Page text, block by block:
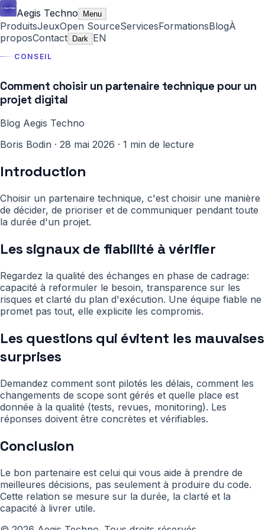
Aegis Techno Menu
ProduitsJeuxOpen SourceServicesFormationsBlogÀ
proposContact Dark EN
CONSEIL
Comment choisir un partenaire technique pour un
projet digital
Blog Aegis Techno
Boris Bodin · 28 mai 2026 · 1 min de lecture
Introduction
Choisir un partenaire technique, c'est choisir une manière
de décider, de prioriser et de communiquer pendant toute
la durée d'un projet.
Les signaux de fiabilité à vérifier
Regardez la qualité des échanges en phase de cadrage:
capacité à reformuler le besoin, transparence sur les
risques et clarté du plan d'exécution. Une équipe fiable ne
promet pas tout, elle explicite les compromis.
Les questions qui évitent les mauvaises
surprises
Demandez comment sont pilotés les délais, comment les
changements de scope sont gérés et quelle place est
donnée à la qualité (tests, revues, monitoring). Les
réponses doivent être concrètes et vérifiables.
Conclusion
Le bon partenaire est celui qui vous aide à prendre de
meilleures décisions, pas seulement à produire du code.
Cette relation se mesure sur la durée, la clarté et la
capacité à livrer utile.